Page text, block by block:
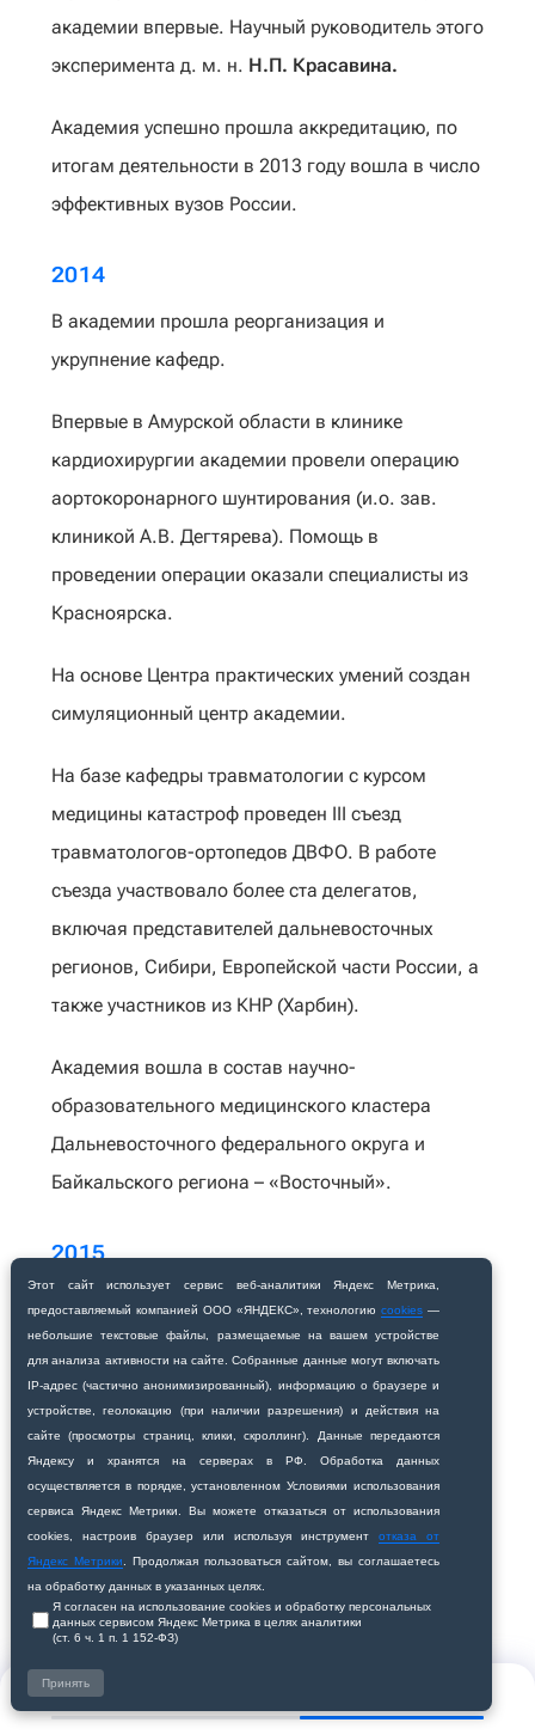
2013 2014
академии впервые. Научный руководитель этого
эксперимента д. м. н. Н.П. Красавина.
Академия успешно прошла аккредитацию, по
итогам деятельности в 2013 году вошла в число
эффективных вузов России.
2014
В академии прошла реорганизация и
укрупнение кафедр.
Впервые в Амурской области в клинике
кардиохирургии академии провели операцию
аортокоронарного шунтирования (и.о. зав.
клиникой А.В. Дегтярева). Помощь в
проведении операции оказали специалисты из
Красноярска.
На основе Центра практических умений создан
симуляционный центр академии.
На базе кафедры травматологии с курсом
медицины катастроф проведен III съезд
травматологов-ортопедов ДВФО. В работе
съезда участвовало более ста делегатов,
включая представителей дальневосточных
регионов, Сибири, Европейской части России, а
также участников из КНР (Харбин).
Академия вошла в состав научно-
образовательного медицинского кластера
Дальневосточного федерального округа и
Байкальского региона – «Восточный».
2015
Согласно Концепции развития
здравоохранения России, с 2016 года начнется
переход на новую аккредитационную систему
подготовки медицинских работников, которое
предусматривает обязательное прохождение
симуляционных циклов (не менее 40 часов в
год) и теоретическую подготовку (не менее 10
часов в год) с последующей индивидуальной
аттестацией. Аккредитационно-симуляционный
центр академии начал обучение специалистов
здравоохранения по практическим навыкам на
тренажерах и муляжах. В числе первых прошли
Этот сайт использует сервис веб‑аналитики Яндекс Метрика,
предоставляемый компанией ООО «ЯНДЕКС», технологиюcookies —
небольшие текстовые файлы, размещаемые на вашем устройстве
для анализа активности на сайте. Собранные данные могут включать
IP‑адрес (частично анонимизированный), информацию о браузере и
устройстве, геолокацию (при наличии разрешения) и действия на
сайте (просмотры страниц, клики, скроллинг). Данные передаются
Яндексу и хранятся на серверах в РФ. Обработка данных
осуществляется в порядке, установленном Условиями использования
сервиса Яндекс Метрики. Вы можете отказаться от использования
cookies, настроив браузер или используя инструментотказа от
Яндекс Метрики . Продолжая пользоваться сайтом, вы соглашаетесь
на обработку данных в указанных целях.
Я согласен на использование cookies и обработку персональных
данных сервисом Яндекс Метрика в целях аналитики
(ст. 6 ч. 1 п. 1 152‑ФЗ)
Принять